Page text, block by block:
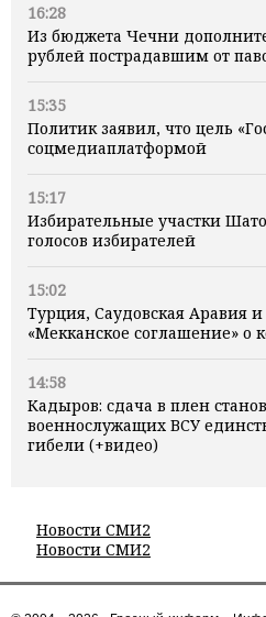
16:28
Из бюджета Чечни
рублей пострадавшим от
15:35
Политик заявил, что цель
соцмедиаплатформой
15:17
Избирательные участки
голосов избирателей
15:02
Турция, Саудовская Аравия
«Мекканское соглашение» о
14:58
Кадыров: сдача в плен
военнослужащих ВСУ
гибели (+видео)
Новости СМИ2
Новости СМИ2